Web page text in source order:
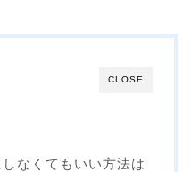
CLOSE
なくてもいい方法は